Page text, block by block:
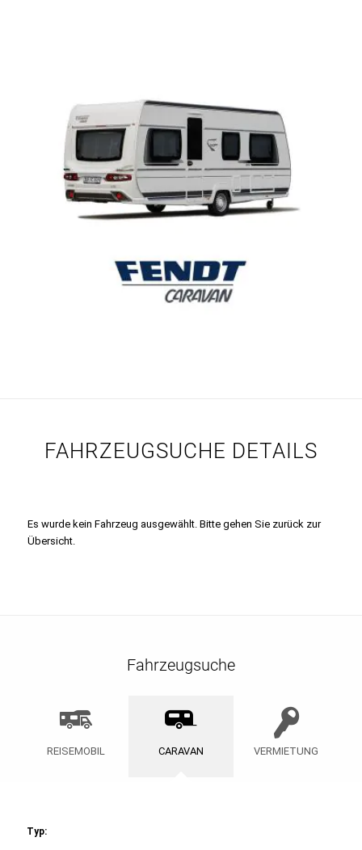
FAHRZEUGSUCHE DETAILS
Es wurde kein Fahrzeug ausgewählt. Bitte gehen Sie zurück zur
Übersicht.
Fahrzeugsuche
REISEMOBIL CARAVAN VERMIETUNG
Typ: